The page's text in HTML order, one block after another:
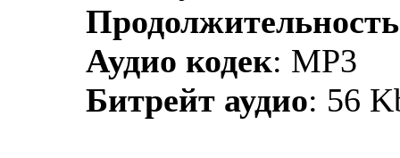
Продолжительность
Аудио кодек: MP3
Битрейт аудио: 56